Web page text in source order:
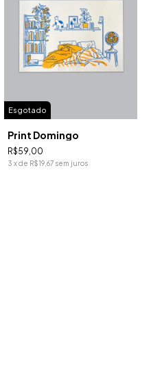
Esgotado
Print Domingo
R$59,00
3 xde R$19,67 sem juros